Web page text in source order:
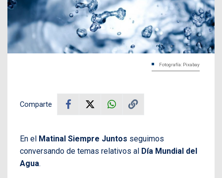
Fotografía: Pixabay
Comparte
En el Matinal Siempre Juntos seguimos
conversando de temas relativos al Día Mundial del
Agua.